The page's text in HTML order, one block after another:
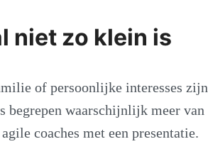
niet zo klein is
of persoonlijke interesses zijn
waarschijnlijk meer van
coaches met een presentatie.